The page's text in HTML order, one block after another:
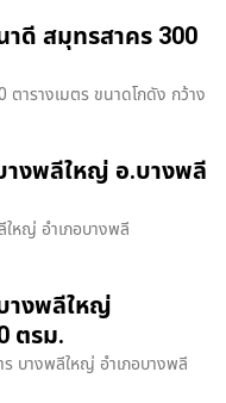
าดี สมุทรสาคร 300
ตารางเมตร ขนาดโกดัง กว้าง
บางพลีใหญ่ อ.บางพลี
หญ่ อำเภอบางพลี
บางพลีใหญ่
ตรม.
บางพลีใหญ่ อำเภอบางพลี